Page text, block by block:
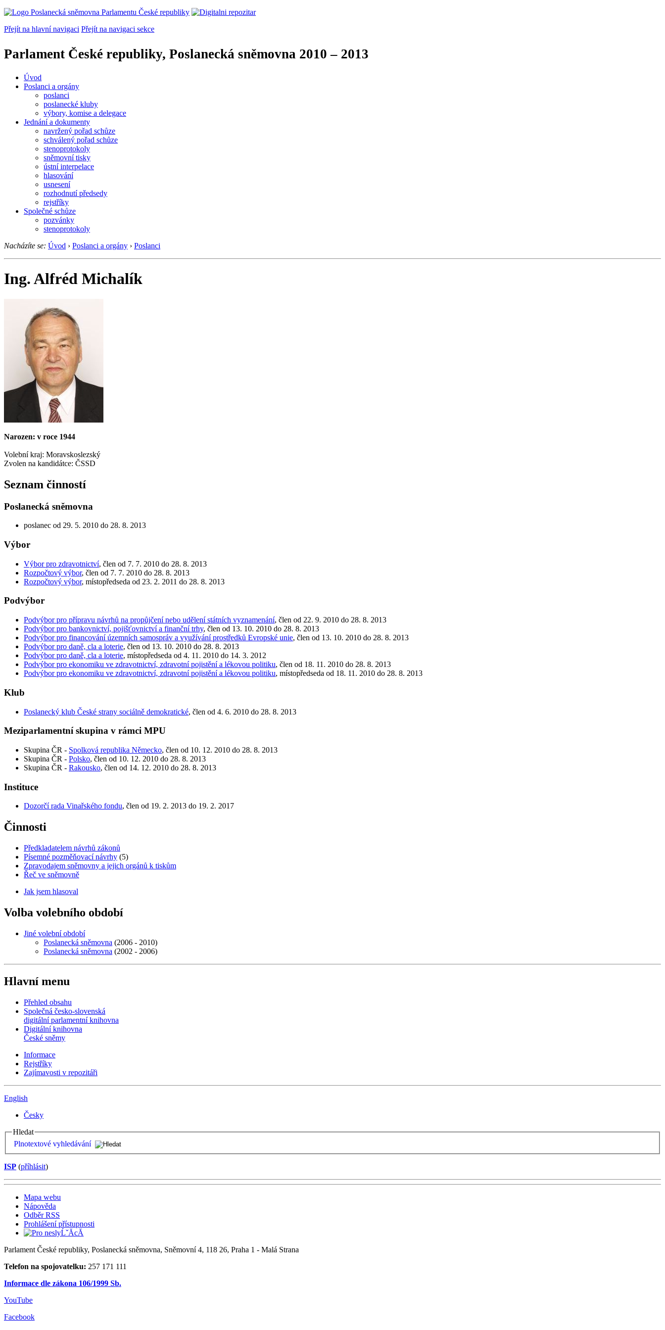
Přejít na hlavní navigaci Přejít na navigaci sekce
Parlament České republiky, Poslanecká sněmovna 2010 – 2013
Úvod
Poslanci a orgány
poslanci
poslanecké kluby
výbory, komise a delegace
Jednání a dokumenty
navržený pořad schůze
schválený pořad schůze
stenoprotokoly
sněmovní tisky
ústní interpelace
hlasování
usnesení
rozhodnutí předsedy
rejstříky
Společné schůze
pozvánky
stenoprotokoly
Nacházíte se: Úvod › Poslanci a orgány › Poslanci
Ing. Alfréd Michalík
Narozen: v roce 1944
Volební kraj: Moravskoslezský
Zvolen na kandidátce: ČSSD
Seznam činností
Poslanecká sněmovna
poslanec od 29. 5. 2010 do 28. 8. 2013
Výbor
Výbor pro zdravotnictví, člen od 7. 7. 2010 do 28. 8. 2013
Rozpočtový výbor, člen od 7. 7. 2010 do 28. 8. 2013
Rozpočtový výbor, místopředseda od 23. 2. 2011 do 28. 8. 2013
Podvýbor
Podvýbor pro přípravu návrhů na propůjčení nebo udělení státních vyznamenání, člen od 22. 9. 2010 do 28. 8. 2013
Podvýbor pro bankovnictví, pojišťovnictví a finanční trhy, člen od 13. 10. 2010 do 28. 8. 2013
Podvýbor pro financování územních samospráv a využívání prostředků Evropské unie, člen od 13. 10. 2010 do 28. 8. 2013
Podvýbor pro daně, cla a loterie, člen od 13. 10. 2010 do 28. 8. 2013
Podvýbor pro daně, cla a loterie, místopředseda od 4. 11. 2010 do 14. 3. 2012
Podvýbor pro ekonomiku ve zdravotnictví, zdravotní pojistění a lékovou politiku, člen od 18. 11. 2010 do 28. 8. 2013
Podvýbor pro ekonomiku ve zdravotnictví, zdravotní pojistění a lékovou politiku, místopředseda od 18. 11. 2010 do 28. 8. 2013
Klub
Poslanecký klub České strany sociálně demokratické, člen od 4. 6. 2010 do 28. 8. 2013
Meziparlamentní skupina v rámci MPU
Skupina ČR - Spolková republika Německo, člen od 10. 12. 2010 do 28. 8. 2013
Skupina ČR - Polsko, člen od 10. 12. 2010 do 28. 8. 2013
Skupina ČR - Rakousko, člen od 14. 12. 2010 do 28. 8. 2013
Instituce
Dozorčí rada Vinařského fondu, člen od 19. 2. 2013 do 19. 2. 2017
Činnosti
Předkladatelem návrhů zákonů
Písemné pozměňovací návrhy (5)
Zpravodajem sněmovny a jejich orgánů k tiskům
Řeč ve sněmovně
Jak jsem hlasoval
Volba volebního období
Jiné volební období
Poslanecká sněmovna (2006 - 2010)
Poslanecká sněmovna (2002 - 2006)
Hlavní menu
Přehled obsahu
Společná česko-slovenská
digitální parlamentní knihovna
Digitální knihovna
České sněmy
Informace
Rejstříky
Zajímavosti v repozitáři
English
Česky
Hledat
Plnotextové vyhledávání
ISP (příhlásit)
Mapa webu
Nápověda
Odběr RSS
Prohlášení přístupnosti
Parlament České republiky, Poslanecká sněmovna, Sněmovní 4, 118 26, Praha 1 - Malá Strana
Telefon na spojovatelku: 257 171 111
Informace dle zákona 106/1999 Sb.
YouTube
Facebook